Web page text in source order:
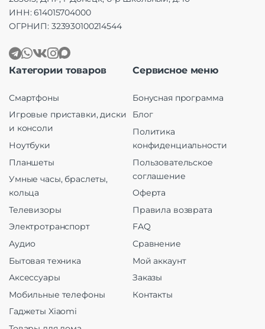
ИНН: 614015704000
ОГРНИП: 323930100214544
Категории товаров
Смартфоны
Игровые приставки, диски
и консоли
Ноутбуки
Планшеты
Умные часы, браслеты,
кольца
Телевизоры
Электротранспорт
Аудио
Бытовая техника
Аксессуары
Мобильные телефоны
Гаджеты Xiaomi
Сервисное меню
Бонусная программа
Блог
Политика
конфиденциальности
Пользовательское
соглашение
Оферта
Правила возврата
FAQ
Сравнение
Мой аккаунт
Заказы
Контакты